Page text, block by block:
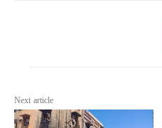
Next article